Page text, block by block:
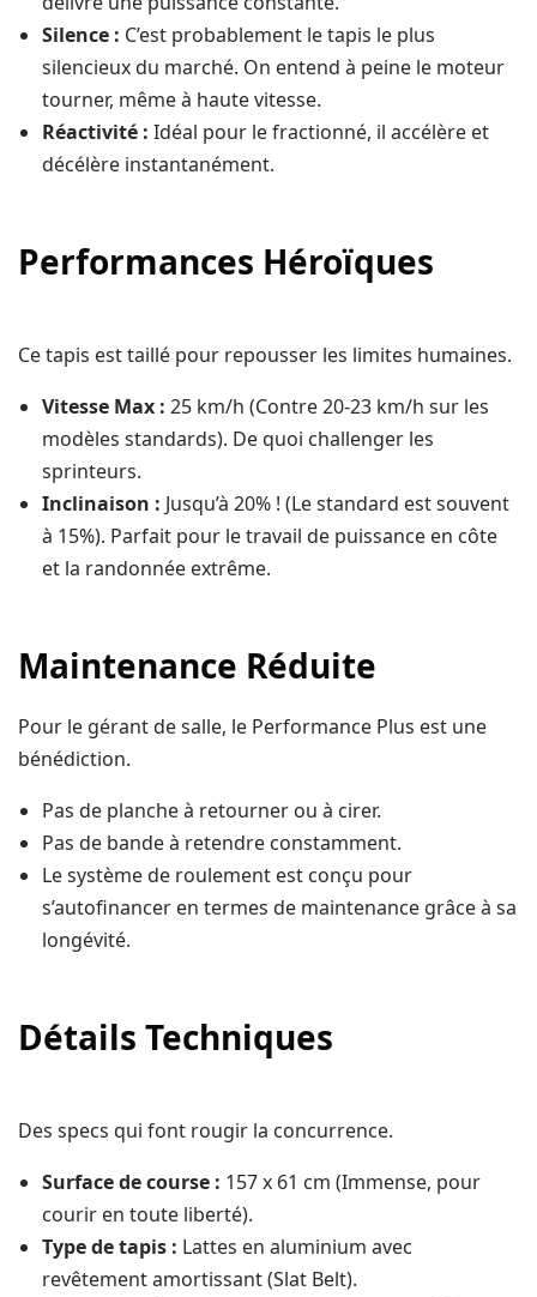
Silence : C’est probablement le tapis le plus
silencieux du marché. On entend à peine le moteur
tourner, même à haute vitesse.
Réactivité : Idéal pour le fractionné, il accélère et
décélère instantanément.
Performances Héroïques
Ce tapis est taillé pour repousser les limites humaines.
Vitesse Max : 25 km/h (Contre 20-23 km/h sur les
modèles standards). De quoi challenger les
sprinteurs.
Inclinaison : Jusqu’à 20% ! (Le standard est souvent
à 15%). Parfait pour le travail de puissance en côte
et la randonnée extrême.
Maintenance Réduite
Pour le gérant de salle, le Performance Plus est une
bénédiction.
Pas de planche à retourner ou à cirer.
Pas de bande à retendre constamment.
Le système de roulement est conçu pour
s’autofinancer en termes de maintenance grâce à sa
longévité.
Détails Techniques
Des specs qui font rougir la concurrence.
Surface de course : 157 x 61 cm (Immense, pour
courir en toute liberté).
Type de tapis : Lattes en aluminium avec
revêtement amortissant (Slat Belt).